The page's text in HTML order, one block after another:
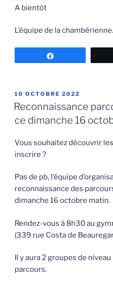
A bientôt
L’équipe de la chambérienne.
PUBLIÉ
LE
10 OCTOBRE 2022
Reconnaissance
ce dimanche 16
Vous souhaitez découvrir
inscrire ?
Pas de pb, l’équipe
reconnaissance des
dimanche 16 octobre matin.
Rendez-vous à 8h30 au
(339 rue Costa de
Il y aura 2 groupes de
parcours.